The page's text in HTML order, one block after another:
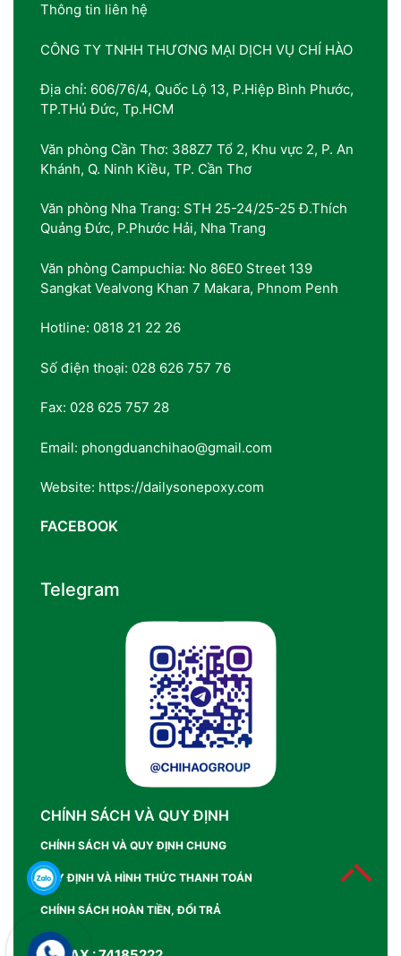
Thông tin liên hệ
CÔNG TY TNHH THƯƠNG MẠI DỊCH VỤ CHÍ HÀO
Địa chỉ: 606/76/4, Quốc Lộ 13, P.Hiệp Bình Phước,
TP.THủ Đức, Tp.HCM
Văn phòng Cần Thơ: 388Z7 Tổ 2, Khu vực 2, P. An
Khánh, Q. Ninh Kiều, TP. Cần Thơ
Văn phòng Nha Trang: STH 25-24/25-25 Đ.Thích
Quảng Đức, P.Phước Hải, Nha Trang
Văn phòng Campuchia: No 86E0 Street 139
Sangkat Vealvong Khan 7 Makara, Phnom Penh
Hotline: 0818 21 22 26
Số điện thoại: 028 626 757 76
Fax: 028 625 757 28
Email: phongduanchihao@gmail.com
Website: https://dailysonepoxy.com
FACEBOOK
Telegram
CHÍNH SÁCH VÀ QUY ĐỊNH
CHÍNH SÁCH VÀ QUY ĐỊNH CHUNG
QUY ĐỊNH VÀ HÌNH THỨC THANH TOÁN
CHÍNH SÁCH HOÀN TIỀN, ĐỔI TRẢ